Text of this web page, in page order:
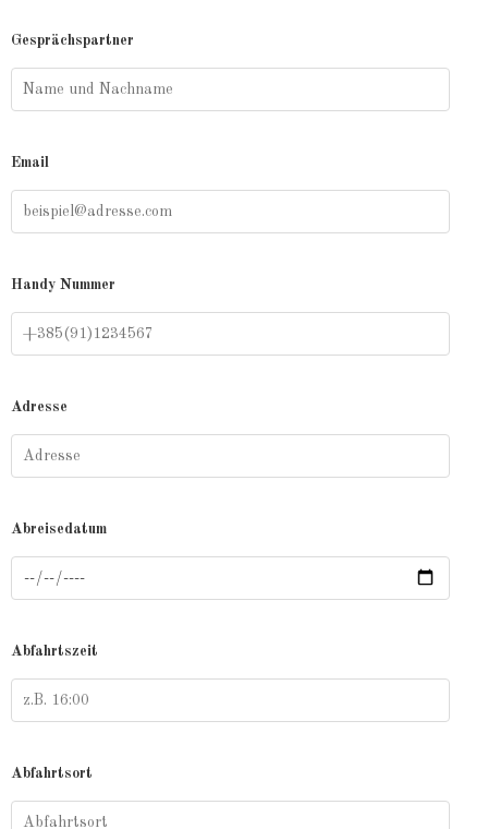
Gesprächspartner
Email
Handy Nummer
Adresse
Abreisedatum
Abfahrtszeit
Abfahrtsort